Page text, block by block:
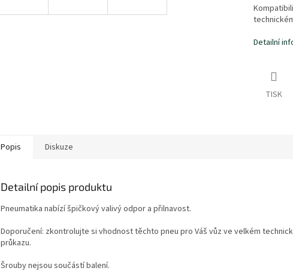
Detailní
TISK
Popis Diskuze
Detailní popis produktu
Pneumatika nabízí špičkový valivý odpor a přilnavost.
Doporučení: zkontrolujte si vhodnost těchto pneu pro Váš vůz ve velkém
průkazu.
Šrouby nejsou součástí balení.